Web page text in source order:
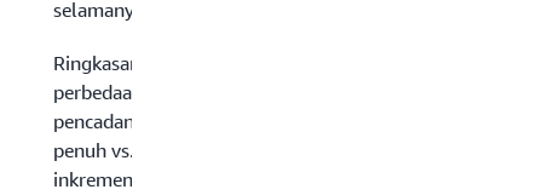
selamanya
Ringkasan
perbedaan:
pencadangan
penuh vs.
inkremental